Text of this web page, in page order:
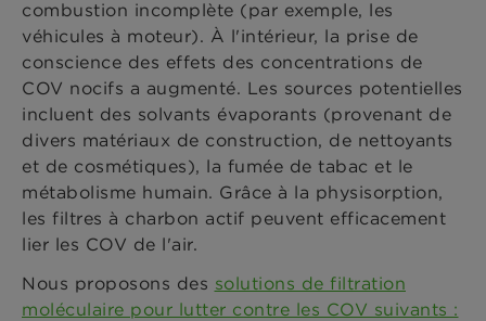
combustion incomplète (par exemple, les
véhicules à moteur). À l'intérieur, la prise de
conscience des effets des concentrations de
COV nocifs a augmenté. Les sources potentielles
incluent des solvants évaporants (provenant de
divers matériaux de construction, de nettoyants
et de cosmétiques), la fumée de tabac et le
métabolisme humain. Grâce à la physisorption,
les filtres à charbon actif peuvent efficacement
lier les COV de l'air.
Nous proposons des solutions de filtration
moléculaire pour lutter contre les COV suivants :